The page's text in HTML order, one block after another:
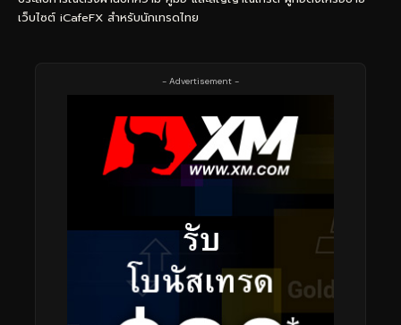
เว็บไซต์ iCafeFX สำหรับนักเทรดไทย
- Advertisement -